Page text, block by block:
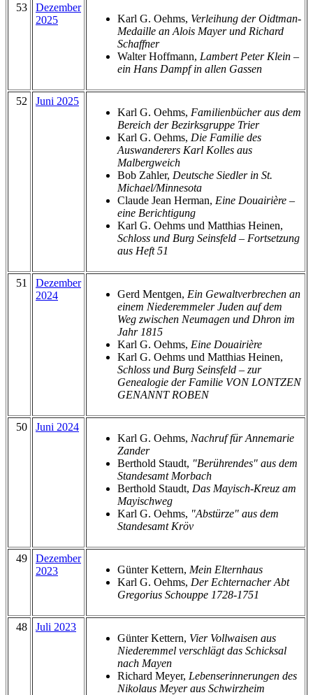
53
Dezember
2025
Karl G. Oehms, Verleihung der Oidtman-
Medaille an Alois Mayer und Richard
Schaffner
Walter Hoffmann, Lambert Peter Klein –
ein Hans Dampf in allen Gassen
52
Juni 2025
Karl G. Oehms, Familienbücher aus dem
Bereich der Bezirksgruppe Trier
Karl G. Oehms, Die Familie des
Auswanderers Karl Kolles aus
Malbergweich
Bob Zahler, Deutsche Siedler in St.
Michael/Minnesota
Claude Jean Herman, Eine Douairière –
eine Berichtigung
Karl G. Oehms und Matthias Heinen,
Schloss und Burg Seinsfeld – Fortsetzung
aus Heft 51
51
Dezember
2024
Gerd Mentgen, Ein Gewaltverbrechen an
einem Niederemmeler Juden auf dem
Weg zwischen Neumagen und Dhron im
Jahr 1815
Karl G. Oehms, Eine Douairière
Karl G. Oehms und Matthias Heinen,
Schloss und Burg Seinsfeld – zur
Genealogie der Familie VON LONTZEN
GENANNT ROBEN
50
Juni 2024
Karl G. Oehms, Nachruf für Annemarie
Zander
Berthold Staudt, "Berührendes" aus dem
Standesamt Morbach
Berthold Staudt, Das Mayisch-Kreuz am
Mayischweg
Karl G. Oehms, "Abstürze" aus dem
Standesamt Kröv
49
Dezember
2023
Günter Kettern, Mein Elternhaus
Karl G. Oehms, Der Echternacher Abt
Gregorius Schouppe 1728-1751
48
Juli 2023
Günter Kettern, Vier Vollwaisen aus
Niederemmel verschlägt das Schicksal
nach Mayen
Richard Meyer, Lebenserinnerungen des
Nikolaus Meyer aus Schwirzheim